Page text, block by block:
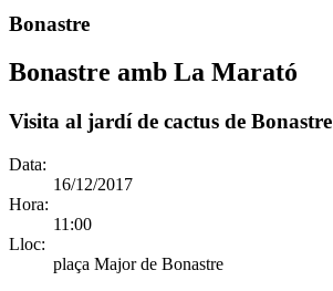
Bonastre
Bonastre amb La Marató
Visita al jardí de cactus de Bonastre
Data:
16/12/2017
Hora:
11:00
Lloc:
plaça Major de Bonastre